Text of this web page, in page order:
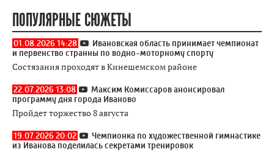
ПОПУЛЯРНЫЕ СЮЖЕТЫ
01.08.2026 14:28
Ивановская область принимает чемпионат
и первенство странны по водно-моторному спорту
Состязания проходят в Кинешемском районе
22.07.2026 13:08
Максим Комиссаров анонсировал
программу дня города Иваново
Пройдет торжество 8 августа
19.07.2026 20:02
Чемпионка по художественной гимнастике
из Иванова поделилась секретами тренировок